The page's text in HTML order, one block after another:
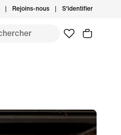
Rejoins-nous S'identifier